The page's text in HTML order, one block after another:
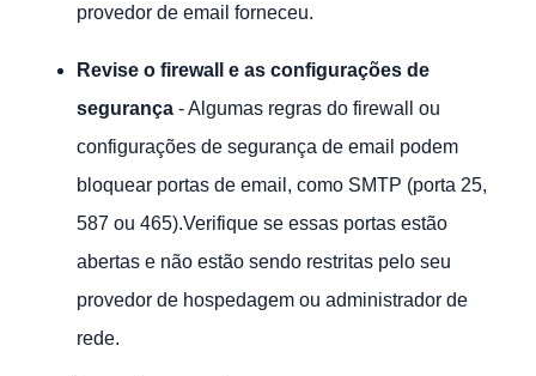
provedor de email forneceu.
Revise o firewall e as configurações de
segurança - Algumas regras do firewall ou
configurações de segurança de email podem
bloquear portas de email, como SMTP (porta 25,
587 ou 465).Verifique se essas portas estão
abertas e não estão sendo restritas pelo seu
provedor de hospedagem ou administrador de
rede.